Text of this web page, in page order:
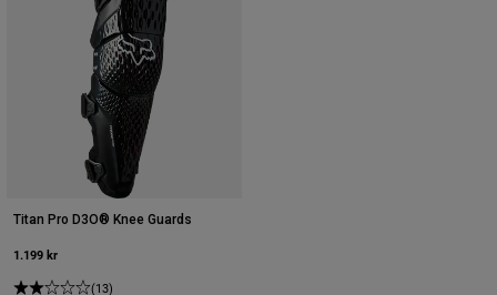
Titan Pro D3O® Knee Guards
1.199 kr
(13)